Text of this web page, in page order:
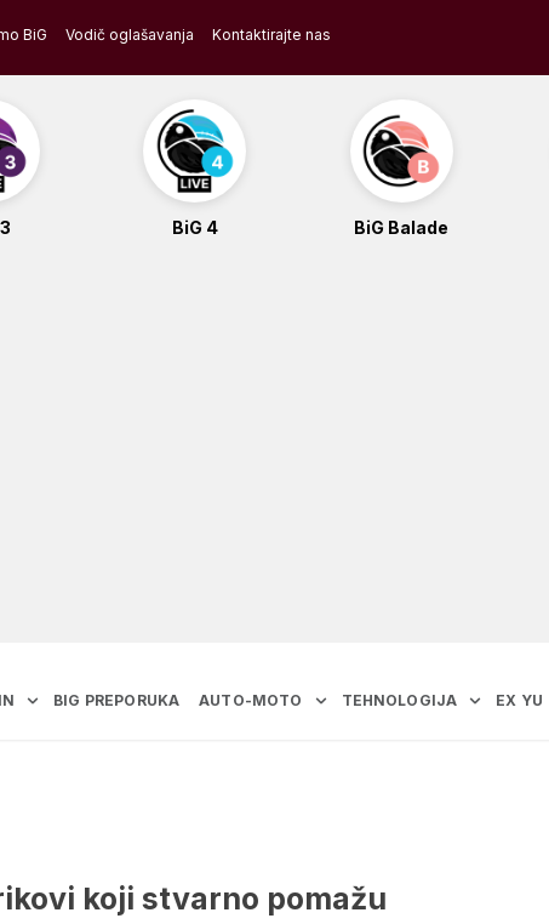
BiG Vodič oglašavanja Kontaktirajte nas
BiG 4 BiG Balade
BIG PREPORUKA AUTO-MOTO TEHNOLOGIJA EX YU
koji stvarno pomažu